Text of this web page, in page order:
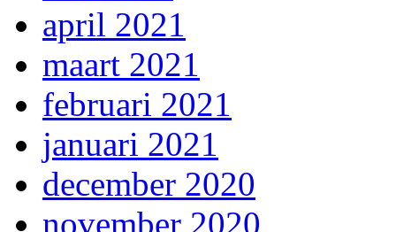
april 2021
maart 2021
februari 2021
januari 2021
december 2020
november 2020